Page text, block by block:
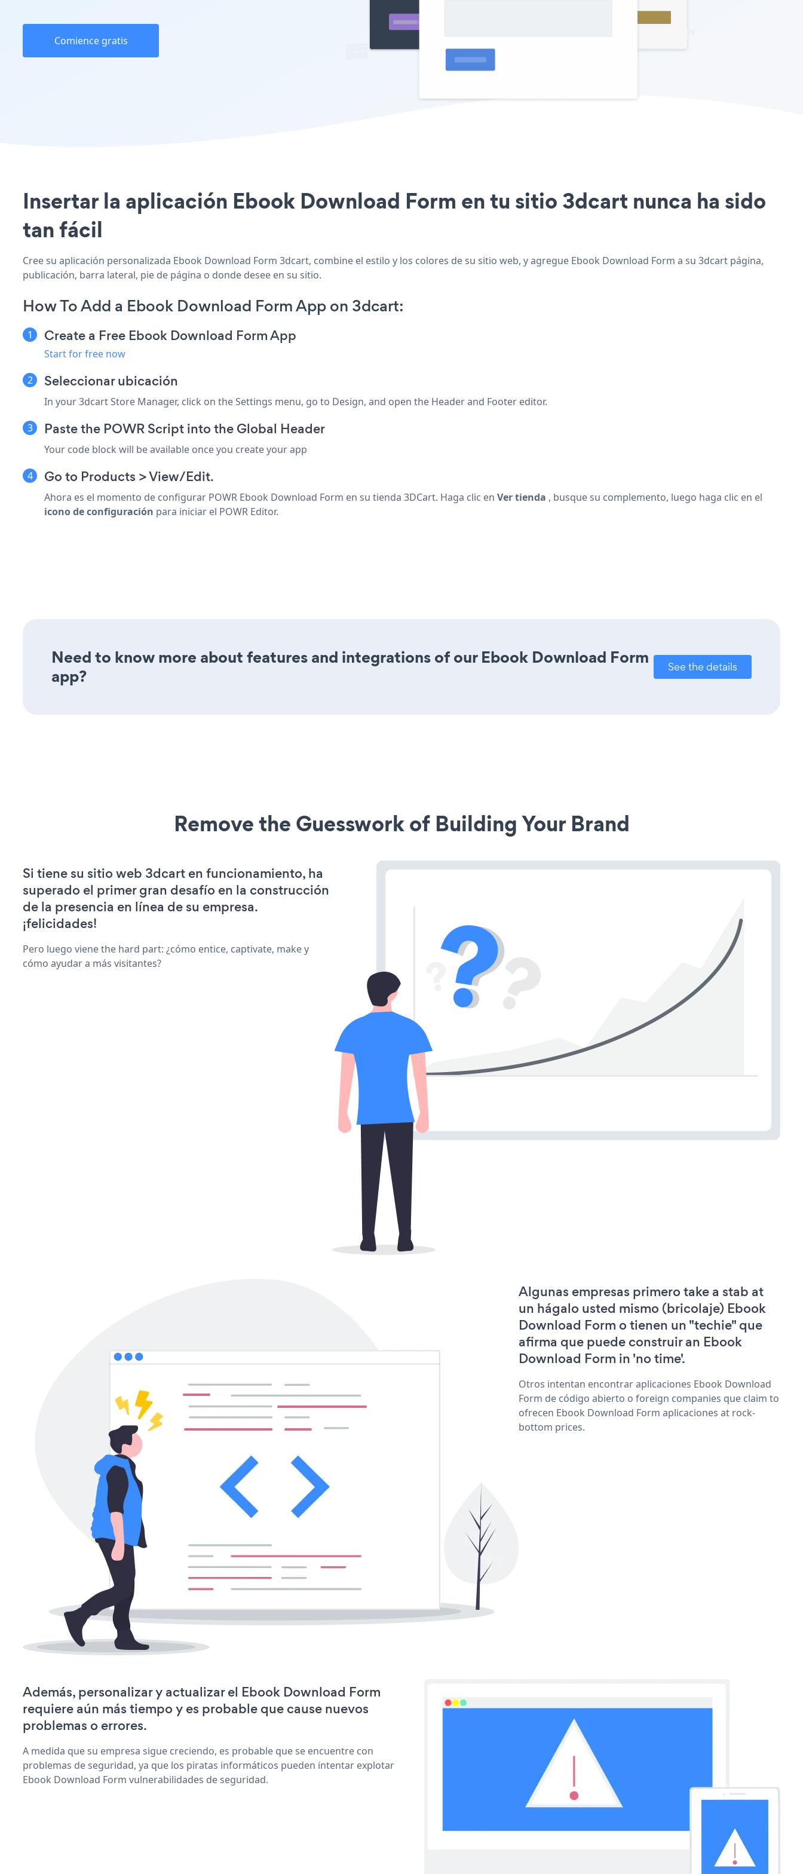
Comience gratis
Insertar la aplicación Ebook Download Form en tu sitio 3dcart nunca ha sido
tan fácil
Cree su aplicación personalizada Ebook Download Form 3dcart, combine el estilo y los colores de su sitio web, y agregue Ebook Download Form a su 3dcart página,
publicación, barra lateral, pie de página o donde desee en su sitio.
How To Add a Ebook Download Form App on 3dcart:
Create a Free Ebook Download Form App
Start for free now
Seleccionar ubicación
In your 3dcart Store Manager, click on the Settings menu, go to Design, and open the Header and Footer editor.
Paste the POWR Script into the Global Header
Your code block will be available once you create your app
Go to Products > View/Edit.
Ahora es el momento de configurar POWR Ebook Download Form en su tienda 3DCart. Haga clic en Ver tienda , busque su complemento, luego haga clic en el
icono de configuración para iniciar el POWR Editor.
Need to know more about features and integrations of our Ebook Download Form
app?
See the details
Remove the Guesswork of Building Your Brand
Si tiene su sitio web 3dcart en funcionamiento, ha
superado el primer gran desafío en la construcción
de la presencia en línea de su empresa.
¡felicidades!
Pero luego viene the hard part: ¿cómo entice, captivate, make y
cómo ayudar a más visitantes?
Algunas empresas primero take a stab at
un hágalo usted mismo (bricolaje) Ebook
Download Form o tienen un "techie" que
afirma que puede construir an Ebook
Download Form in 'no time'.
Otros intentan encontrar aplicaciones Ebook Download
Form de código abierto o foreign companies que claim to
ofrecen Ebook Download Form aplicaciones at rock-
bottom prices.
Además, personalizar y actualizar el Ebook Download Form
requiere aún más tiempo y es probable que cause nuevos
problemas o errores.
A medida que su empresa sigue creciendo, es probable que se encuentre con
problemas de seguridad, ya que los piratas informáticos pueden intentar explotar
Ebook Download Form vulnerabilidades de seguridad.